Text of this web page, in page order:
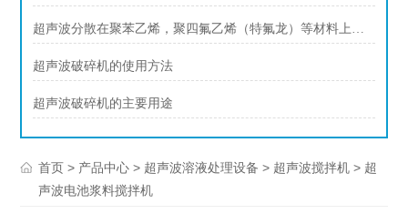
超声波分散在聚苯乙烯，聚四氟乙烯（特氟龙）等材料上的应用
超声波破碎机的使用方法
超声波破碎机的主要用途
首页 > 产品中心 > 超声波溶液处理设备 > 超声波搅拌机 > 超
声波电池浆料搅拌机